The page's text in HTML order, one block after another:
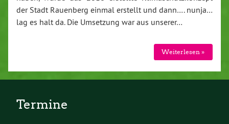
der Stadt Rauenberg einmal erstellt und dann…. nunja…
lag es halt da. Die Umsetzung war aus unserer…
Weiterlesen »
Termine